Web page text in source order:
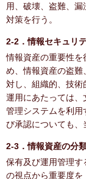
用、破壊、盗難、
対策を行う。
2-2．情報セキュリ
情報資産の重要性
め、情報資産の盗難
対し、組織的、技
運用にあたっては
管理システムを利用
び承認についても、
2-3．情報資産の分
保有及び運用管理
の視点から重要度